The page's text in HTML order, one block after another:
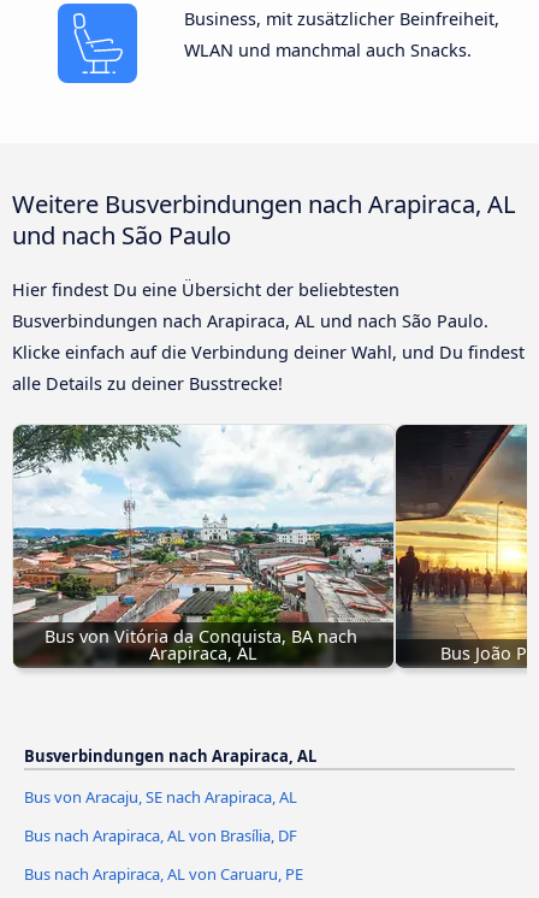
Business, mit zusätzlicher Beinfreiheit,
WLAN und manchmal auch Snacks.
Weitere Busverbindungen nach Arapiraca, AL
und nach São Paulo
Hier findest Du eine Übersicht der beliebtesten
Busverbindungen nach Arapiraca, AL und nach São Paulo.
Klicke einfach auf die Verbindung deiner Wahl, und Du findest
alle Details zu deiner Busstrecke!
Bus von Vitória da Conquista, BA nach
Arapiraca, AL Bus João
Busverbindungen nach Arapiraca, AL
Bus von Aracaju, SE nach Arapiraca, AL
Bus nach Arapiraca, AL von Brasília, DF
Bus nach Arapiraca, AL von Caruaru, PE